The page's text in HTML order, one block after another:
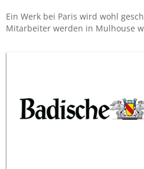
Ein Werk bei Paris wird wohl
Mitarbeiter werden in Mulhouse